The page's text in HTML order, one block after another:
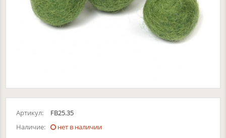
Артикул:
FB25.35
Наличие:
нет в наличии